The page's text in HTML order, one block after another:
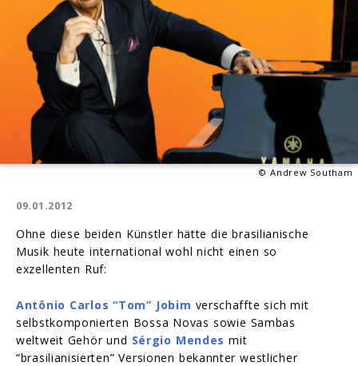
© Andrew Southam
09.01.2012
Ohne diese beiden Künstler hätte die brasilianische
Musik heute international wohl nicht einen so
exzellenten Ruf:
Antônio Carlos “Tom” Jobim verschaffte sich mit
selbstkomponierten Bossa Novas sowie Sambas
weltweit Gehör und Sérgio Mendes mit
“brasilianisierten” Versionen bekannter westlicher